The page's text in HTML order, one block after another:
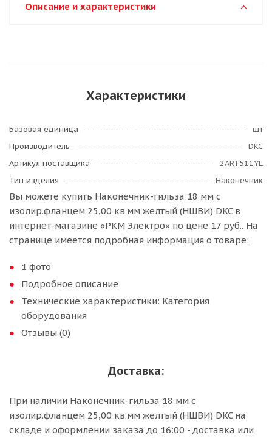
Описание и характеристики
Характеристики
Базовая единица
шт
Производитель
DKC
Артикул поставщика
2ART511YL
Тип изделия
Наконечник
Вы можете купить Наконечник-гильза 18 мм с
изолир.фланцем 25,00 кв.мм желтый (НШВИ) DKC в
интернет-магазине «РКМ Электро» по цене 17 руб.. На
странице имеется подробная информация о товаре:
1 фото
Подробное описание
Технические характеристики: Категория
оборудования
Отзывы (0)
Доставка:
При наличии Наконечник-гильза 18 мм с
изолир.фланцем 25,00 кв.мм желтый (НШВИ) DKC на
складе и оформлении заказа до 16:00 - доставка или